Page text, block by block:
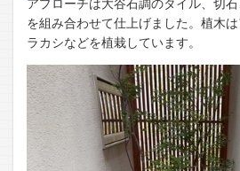
を組み合わせて仕上げました。植木
ラカシなどを植栽しています。